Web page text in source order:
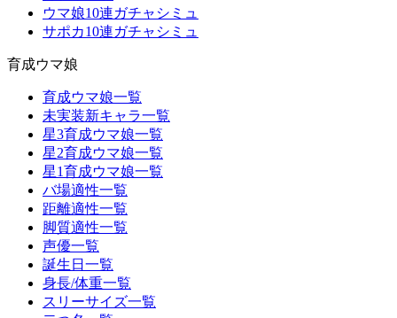
ウマ娘10連ガチャシミュ
サポカ10連ガチャシミュ
育成ウマ娘
育成ウマ娘一覧
未実装新キャラ一覧
星3育成ウマ娘一覧
星2育成ウマ娘一覧
星1育成ウマ娘一覧
バ場適性一覧
距離適性一覧
脚質適性一覧
声優一覧
誕生日一覧
身長/体重一覧
スリーサイズ一覧